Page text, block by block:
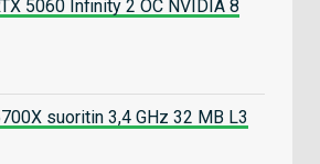
5060 Infinity 2 OC NVIDIA 8
suoritin 3,4 GHz 32 MB L3